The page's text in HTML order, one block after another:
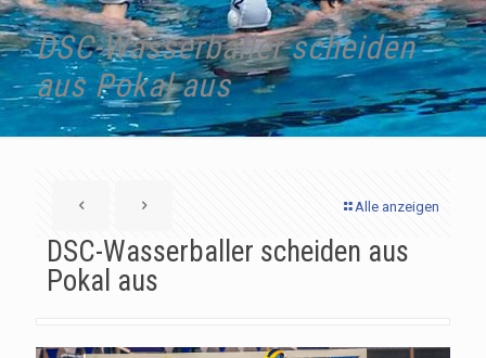
DSC-Wasserballer scheiden
aus Pokal aus
Alle anzeigen
DSC-Wasserballer scheiden aus
Pokal aus